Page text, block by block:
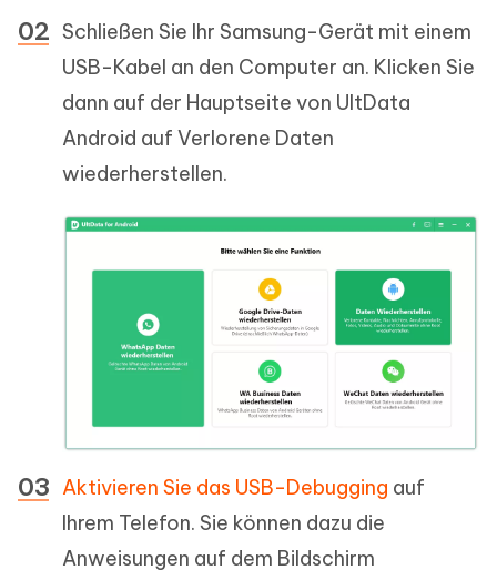
Schließen Sie Ihr Samsung-Gerät mit einem
USB-Kabel an den Computer an. Klicken Sie
dann auf der Hauptseite von UltData
Android auf Verlorene Daten
wiederherstellen.
Aktivieren Sie das USB-Debugging auf
Ihrem Telefon. Sie können dazu die
Anweisungen auf dem Bildschirm